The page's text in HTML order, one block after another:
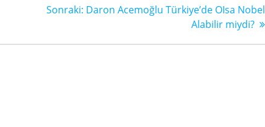
Sonraki: Sonraki
Daron Acemoğlu Türkiye’de OIsa Nobel
Alabilir miydi?